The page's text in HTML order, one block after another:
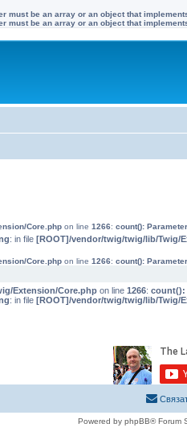
must be an array or an object that
must be an array or an object that
Core.php on line 1266: count():
: in file [ROOT]/vendor/twig/twig/lib/Twig/
Core.php on line 1266: count():
Extension/Core.php on line 1266: count():
: in file [ROOT]/vendor/twig/twig/lib/Twig/
Powered by phpBB® Forum